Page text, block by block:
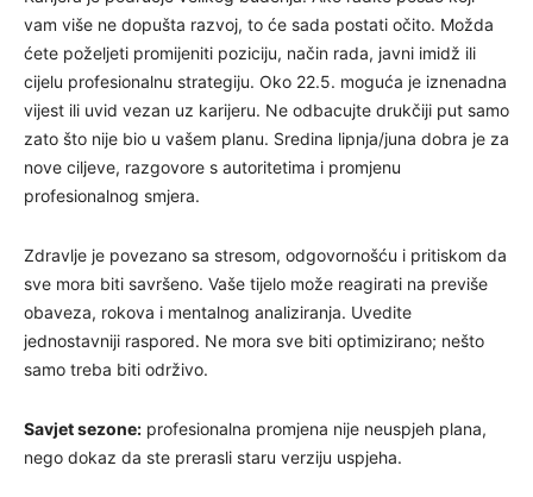
vam više ne dopušta razvoj, to će sada postati očito. Možda
ćete poželjeti promijeniti poziciju, način rada, javni imidž ili
cijelu profesionalnu strategiju. Oko 22.5. moguća je iznenadna
vijest ili uvid vezan uz karijeru. Ne odbacujte drukčiji put samo
zato što nije bio u vašem planu. Sredina lipnja/juna dobra je za
nove ciljeve, razgovore s autoritetima i promjenu
profesionalnog smjera.
Zdravlje je povezano sa stresom, odgovornošću i pritiskom da
sve mora biti savršeno. Vaše tijelo može reagirati na previše
obaveza, rokova i mentalnog analiziranja. Uvedite
jednostavniji raspored. Ne mora sve biti optimizirano; nešto
samo treba biti održivo.
Savjet sezone: profesionalna promjena nije neuspjeh plana,
nego dokaz da ste prerasli staru verziju uspjeha.